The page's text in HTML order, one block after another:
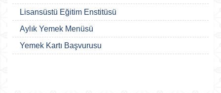
Lisansüstü Eğitim Enstitüsü
Aylık Yemek Menüsü
Yemek Kartı Başvurusu